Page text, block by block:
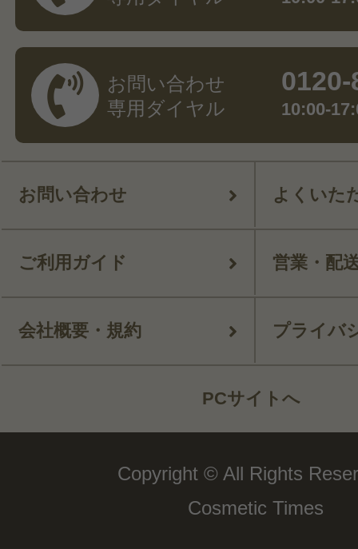
お問い合わせ
専用ダイヤル
10:00-
お問い合わせ よくいた
ご利用ガイド 営業・配
会社概要・規約 プライバ
PCサイトへ
Copyright © All Rights
Cosmetic Times